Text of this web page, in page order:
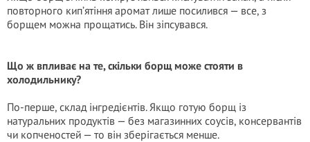
повторного кип’ятіння аромат лише посилився — все, з
борщем можна прощатись. Він зіпсувався.
Що ж впливає на те, скільки борщ може стояти в
холодильнику?
По-перше, склад інгредієнтів. Якщо готую борщ із
натуральних продуктів — без магазинних соусів, консервантів
чи копченостей — то він зберігається менше.